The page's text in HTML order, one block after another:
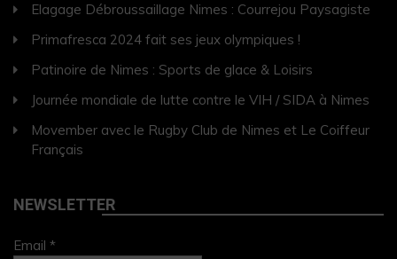
Elagage Débroussaillage Nimes : Courrejou Paysagiste
Primafresca 2024 fait ses jeux olympiques !
Patinoire de Nimes : Sports de glace & Loisirs
Journée mondiale de lutte contre le VIH / SIDA à Nimes
Movember avec le Rugby Club de Nimes et Le Coiffeur
Français
NEWSLETTER
Email *